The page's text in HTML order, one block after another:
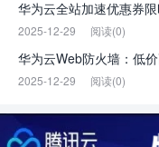
华为云全站加速优惠券
2025-12-29 阅读(0)
华为云Web防火墙：低
2025-12-29 阅读(0)